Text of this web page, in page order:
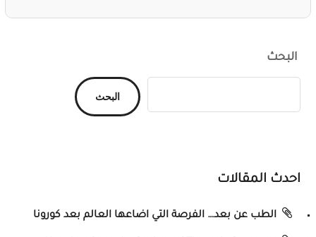
البحث
البحث
احدث المقالات
الطب عن بعد… الفرصة التي اضاعها العالم بعد كورونا